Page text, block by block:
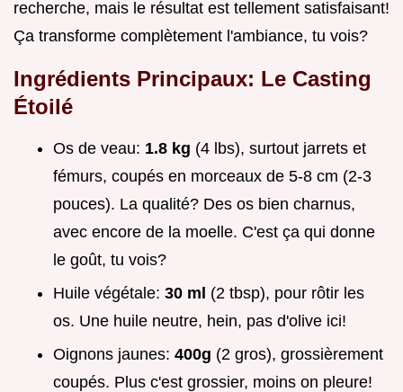
recherche, mais le résultat est tellement satisfaisant!
Ça transforme complètement l'ambiance, tu vois?
Ingrédients Principaux: Le Casting
Étoilé
Os de veau: 1.8 kg (4 lbs), surtout jarrets et
fémurs, coupés en morceaux de 5-8 cm (2-3
pouces). La qualité? Des os bien charnus,
avec encore de la moelle. C'est ça qui donne
le goût, tu vois?
Huile végétale: 30 ml (2 tbsp), pour rôtir les
os. Une huile neutre, hein, pas d'olive ici!
Oignons jaunes: 400g (2 gros), grossièrement
coupés. Plus c'est grossier, moins on pleure!